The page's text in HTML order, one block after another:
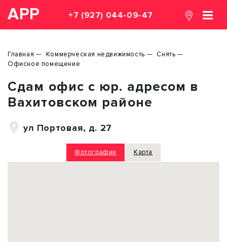
АРР +7 (927) 044-09-47
Главная Коммерческая недвижимость
Снять
Офисное помещение
Сдам офис с юр. адресом в
Вахитовском районе
ул Портовая, д. 27
Фотографии Карта